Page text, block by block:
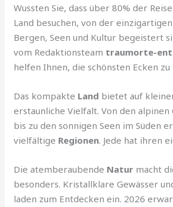
Wussten Sie, dass über 80% der
Land besuchen, von der
Bergen, Seen und Kultur begeistert
vom Redaktionsteam traumorte-
helfen Ihnen, die schönsten Ecken zu
Das kompakte Land bietet auf
erstaunliche Vielfalt. Von den
bis zu den sonnigen Seen im Süden
vielfältige Regionen. Jede hat ihren
Die atemberaubende Natur macht
besonders. Kristallklare Gewässer
laden zum Entdecken ein. 2026